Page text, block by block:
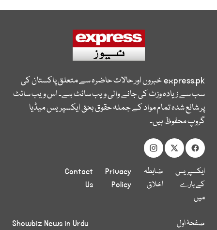
express.pkخبروں اور حالات حاضرہ سے متعلق پاکستان کی
سب سے زیادہ وزٹ کی جانے والی ویب سائٹ ہے۔ اس ویب سائٹ
پر شائع شدہ تمام مواد کے جملہ حقوق بحق ایکسپریس میڈیا
گروپ محفوظ ہیں۔
ایکسپریس
کے بارے
میں
ضابطہ
اخلاق
Privacy
Policy
Contact
Us
صفحۂ اول
Showbiz News in Urdu